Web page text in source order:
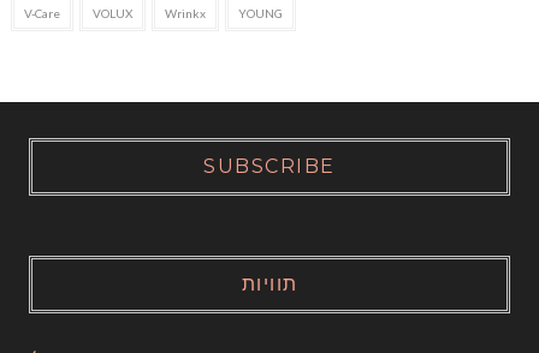
V-Care VOLUX Wrinkx YOUNG
SUBSCRIBE
תוויות